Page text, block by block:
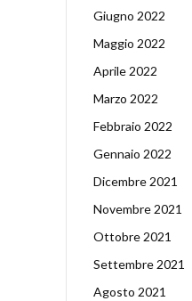
Giugno 2022
Maggio 2022
Aprile 2022
Marzo 2022
Febbraio 2022
Gennaio 2022
Dicembre 2021
Novembre 2021
Ottobre 2021
Settembre 2021
Agosto 2021